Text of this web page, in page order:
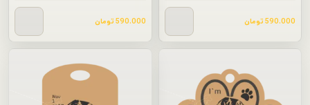
590.000تومان 590.000تومان